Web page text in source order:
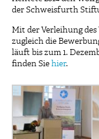
der Schweisfurth
Mit der Verleihung des
zugleich die
läuft bis zum 1.
finden Sie hier.